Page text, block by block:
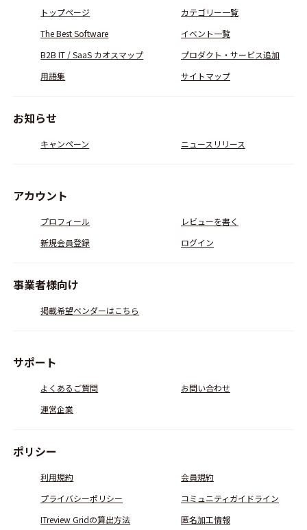
トップページ
カテゴリー一覧
The Best Software
イベント一覧
B2B IT / SaaS カオスマップ
プロダクト・サービス追加
用語集
サイトマップ
お知らせ
キャンペーン ニュースリリース
アカウント
プロフィール
レビューを書く
新規会員登録
ログイン
事業者様向け
掲載希望ベンダーはこちら
サポート
よくあるご質問
お問い合わせ
運営企業
ポリシー
利用規約
会員規約
プライバシーポリシー
コミュニティガイドライン
ITreview Gridの算出方法
匿名加工情報